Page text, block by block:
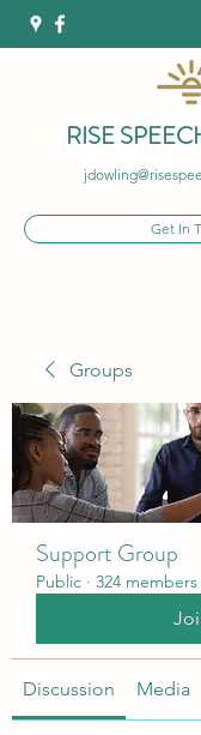
RISE
Get In
Groups
Support Group
Public · 324 members
Discussion Media